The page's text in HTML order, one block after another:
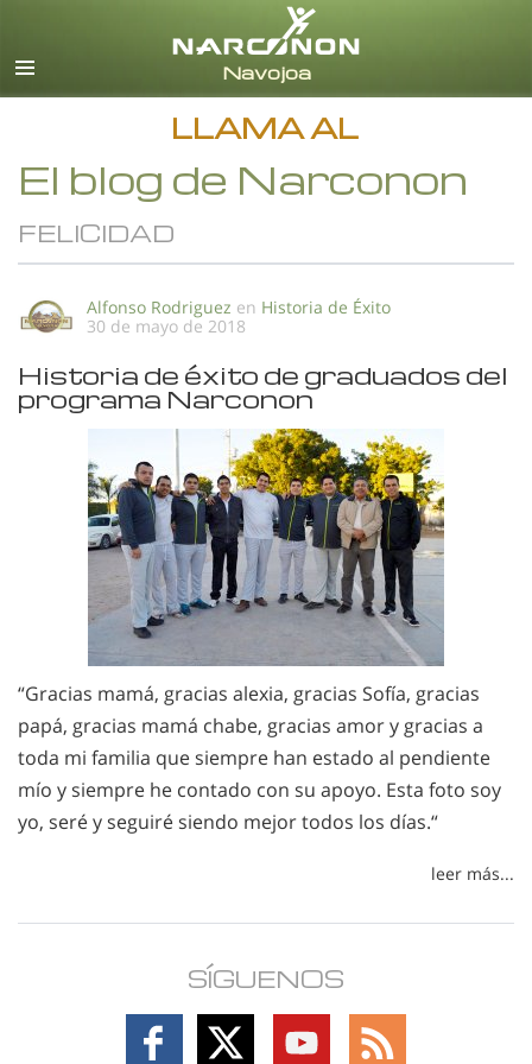
Español
Todas las Regiones/Idiomas
LLAMA AL
El blog de Narconon
FELICIDAD
Alfonso Rodriguez en Historia de Éxito
30 de mayo de 2018
Historia de éxito de graduados del
programa Narconon
“Gracias mamá, gracias alexia, gracias Sofía, gracias
papá, gracias mamá chabe, gracias amor y gracias a
toda mi familia que siempre han estado al pendiente
mío y siempre he contado con su apoyo. Esta foto soy
yo, seré y seguiré siendo mejor todos los días.“
leer más...
SÍGUENOS
Follow Follow
Follow
Follow